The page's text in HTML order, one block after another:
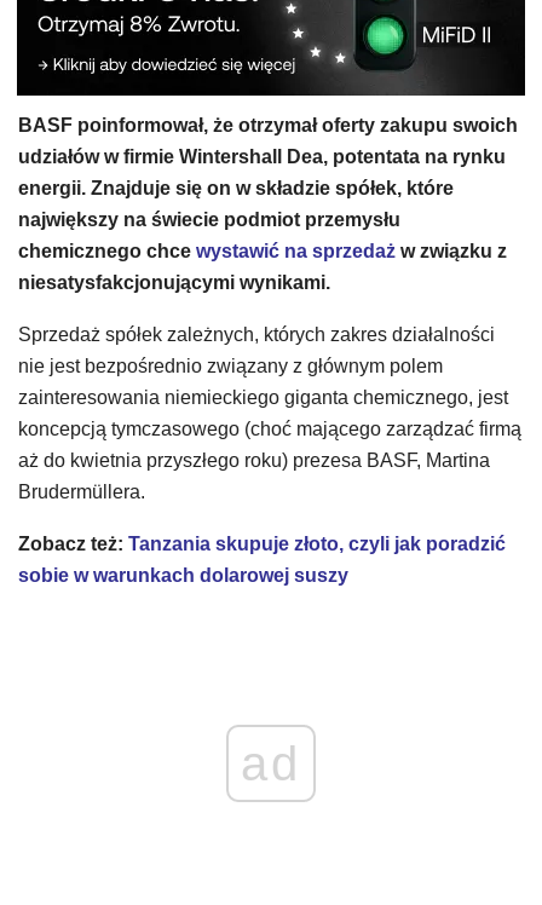
BASF poinformował, że otrzymał oferty zakupu swoich
udziałów w firmie Wintershall Dea, potentata na rynku
energii. Znajduje się on w składzie spółek, które
największy na świecie podmiot przemysłu
chemicznego chce wystawić na sprzedaż w związku z
niesatysfakcjonującymi wynikami.
Sprzedaż spółek zależnych, których zakres działalności
nie jest bezpośrednio związany z głównym polem
zainteresowania niemieckiego giganta chemicznego, jest
koncepcją tymczasowego (choć mającego zarządzać firmą
aż do kwietnia przyszłego roku) prezesa BASF, Martina
Brudermüllera.
Zobacz też: Tanzania skupuje złoto, czyli jak poradzić
sobie w warunkach dolarowej suszy
ad